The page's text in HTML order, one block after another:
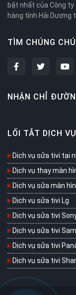
bật nhất của Công ty
hàng tỉnh Hải Dương
TÌM CHÚNG
NHẬN CHỈ
LỐI TẮT DỊCH
Dịch vụ sửa tivi tại
Dịch vụ thay màn
Dịch vụ sửa màn
Dịch vụ sửa tivi Lg
Dịch vụ sửa tivi
Dịch vụ sửa tivi
Dịch vụ sửa tivi
Dịch vụ sửa tivi